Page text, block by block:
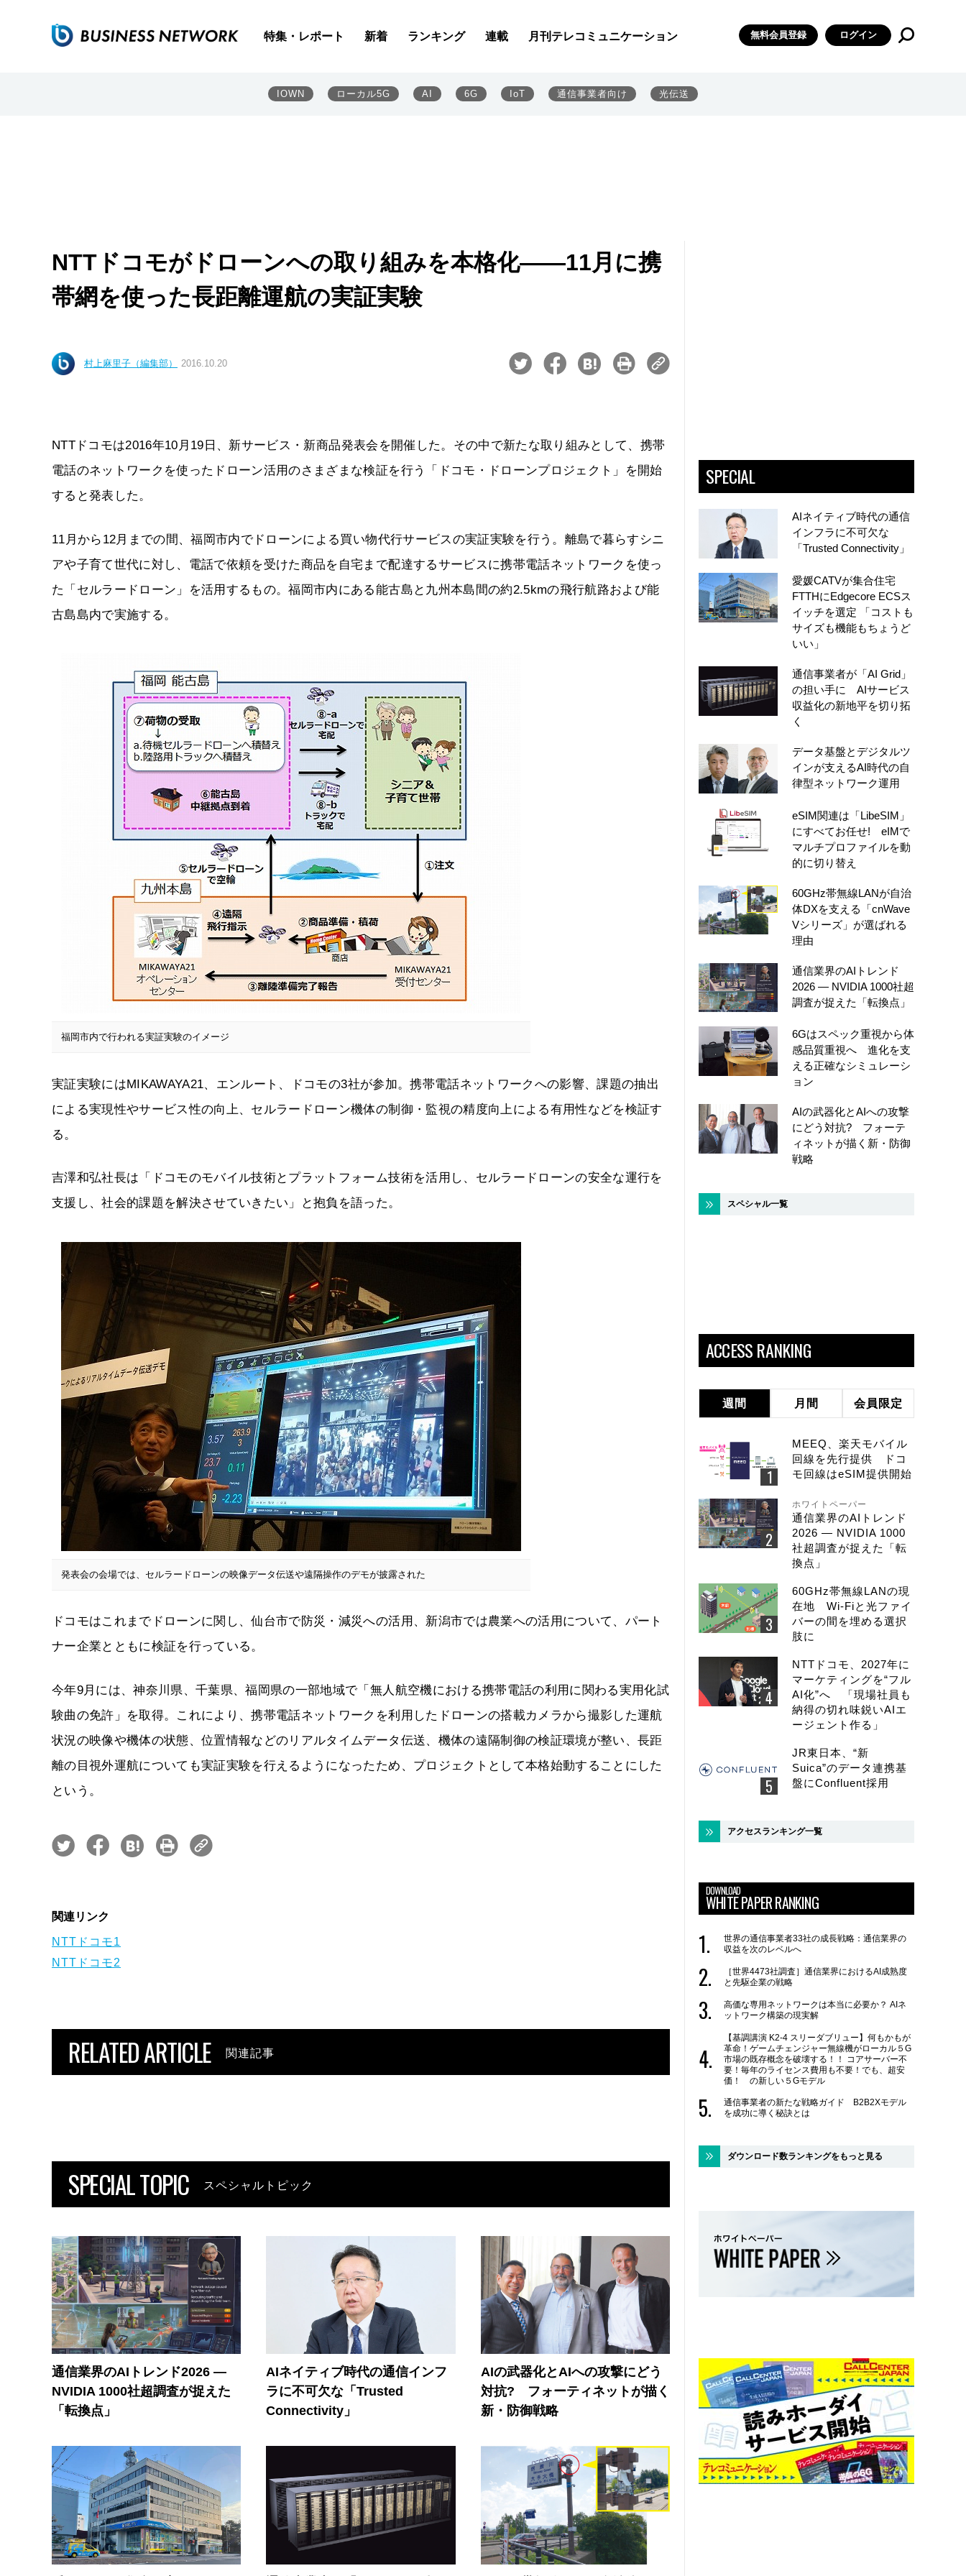
特集・レポート 新着 ランキング 連載 月刊テレコミュニケーション 無料会員登録 ログイン
IOWN ローカル5G AI 6G IoT 通信事業者向け 光伝送
NTTドコモがドローンへの取り組みを本格化――11月に携
帯網を使った長距離運航の実証実験
村上麻里子（編集部） 2016.10.20
NTTドコモは2016年10月19日、新サービス・新商品発表会を開催した。その中で新たな取り組みとして、携帯
電話のネットワークを使ったドローン活用のさまざまな検証を行う「ドコモ・ドローンプロジェクト」を開始
すると発表した。
11月から12月までの間、福岡市内でドローンによる買い物代行サービスの実証実験を行う。離島で暮らすシニ
アや子育て世代に対し、電話で依頼を受けた商品を自宅まで配達するサービスに携帯電話ネットワークを使っ
た「セルラードローン」を活用するもの。福岡市内にある能古島と九州本島間の約2.5kmの飛行航路および能
古島島内で実施する。
福岡市内で行われる実証実験のイメージ
実証実験にはMIKAWAYA21、エンルート、ドコモの3社が参加。携帯電話ネットワークへの影響、課題の抽出
による実現性やサービス性の向上、セルラードローン機体の制御・監視の精度向上による有用性などを検証す
る。
吉澤和弘社長は「ドコモのモバイル技術とプラットフォーム技術を活用し、セルラードローンの安全な運行を
支援し、社会的課題を解決させていきたい」と抱負を語った。
発表会の会場では、セルラードローンの映像データ伝送や遠隔操作のデモが披露された
ドコモはこれまでドローンに関し、仙台市で防災・減災への活用、新潟市では農業への活用について、パート
ナー企業とともに検証を行っている。
今年9月には、神奈川県、千葉県、福岡県の一部地域で「無人航空機における携帯電話の利用に関わる実用化試
験曲の免許」を取得。これにより、携帯電話ネットワークを利用したドローンの搭載カメラから撮影した運航
状況の映像や機体の状態、位置情報などのリアルタイムデータ伝送、機体の遠隔制御の検証環境が整い、長距
離の目視外運航についても実証実験を行えるようになったため、プロジェクトとして本格始動することにした
という。
関連リンク
NTTドコモ1
NTTドコモ2
RELATED ARTICLE 関連記事
SPECIAL TOPIC スペシャルトピック
通信業界のAIトレンド2026 ―
NVIDIA 1000社超調査が捉えた
「転換点」
AIネイティブ時代の通信インフ
ラに不可欠な「Trusted
Connectivity」
AIの武器化とAIへの攻撃にどう
対抗? フォーティネットが描く
新・防御戦略
SPECIAL
AIネイティブ時代の通信
インフラに不可欠な
「Trusted Connectivity」
愛媛CATVが集合住宅
FTTHにEdgecore ECSス
イッチを選定 「コストも
サイズも機能もちょうど
いい」
通信事業者が「AI Grid」
の担い手に AIサービス
収益化の新地平を切り拓
く
データ基盤とデジタルツ
インが支えるAI時代の自
律型ネットワーク運用
eSIM関連は「LibeSIM」
にすべてお任せ! eIMで
マルチプロファイルを動
的に切り替え
60GHz帯無線LANが自治
体DXを支える「cnWave
Vシリーズ」が選ばれる
理由
通信業界のAIトレンド
2026 ― NVIDIA 1000社超
調査が捉えた「転換点」
6Gはスペック重視から体
感品質重視へ 進化を支
える正確なシミュレーシ
ョン
AIの武器化とAIへの攻撃
にどう対抗? フォーテ
ィネットが描く新・防御
戦略
スペシャル一覧
ACCESS RANKING
週間 月間 会員限定
MEEQ、楽天モバイル
回線を先行提供 ドコ
モ回線はeSIM提供開始
ホワイトペーパー
通信業界のAIトレンド
2026 ― NVIDIA 1000
社超調査が捉えた「転
換点」
60GHz帯無線LANの現
在地 Wi-Fiと光ファイ
バーの間を埋める選択
肢に
NTTドコモ、2027年に
マーケティングを“フル
AI化”へ 「現場社員も
納得の切れ味鋭いAIエ
ージェント作る」
JR東日本、“新
Suica”のデータ連携基
盤にConfluent採用
アクセスランキング一覧
DOWNLOAD
WHITE PAPER RANKING
世界の通信事業者33社の成長戦略：通信業界の
収益を次のレベルへ
［世界4473社調査］通信業界におけるAI成熟度
と先駆企業の戦略
高価な専用ネットワークは本当に必要か？ AIネ
ットワーク構築の現実解
【基調講演 K2-4 スリーダブリュー】何もかもが
革命！ゲームチェンジャー無線機がローカル５G
市場の既存概念を破壊する！！ コアサーバー不
要！毎年のライセンス費用も不要！でも、超安
価！ の新しい５Gモデル
通信事業者の新たな戦略ガイド B2B2Xモデル
を成功に導く秘訣とは
ダウンロード数ランキングをもっと見る